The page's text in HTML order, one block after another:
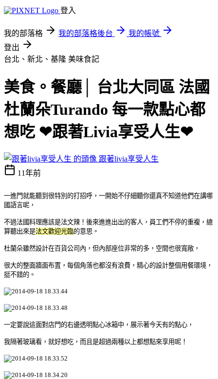
登入
我的部落格 我的部落格後台
我的帳號
登出
台北、新北、基隆 美味食記
美食。餐廳│ 台北大同區 法國
杜蘭朵Turando 每一款點心都
想吃 ❤跟著Livia享受人生❤
跟著livia享受人生
11年前
一進門就能聽到很特別的打招呼，一開始不仔細聽你還真不知道他們在講哪
國語言呢，
不過法國料理應該是法文辣！後來進進出出的客人，員工們不停的重複，總
算聽出來是法文歡迎光臨的意思。
杜蘭朵雖然設計在百貨公司內，但內部座位非常的多，空間也很寬敞，
很大的整面牆面布置，每個角落也都沒有浪費，精心的設計整個用餐環境，
挺不錯的。
一定要說這面對店門的右邊透明點心冰箱中，展示著今天有的點心，
我隔著玻璃看，就好想吃，而且是超過兩種以上都想點來享用呢！